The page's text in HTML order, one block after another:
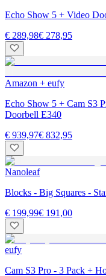
Echo Show 5 + Video
€ 289,98€ 278,95
Amazon + eufy
Echo Show 5 + Cam S3
Doorbell E340
€ 939,97€ 832,95
Nanoleaf
Blocks - Big Squares -
€ 199,99€ 191,00
eufy
Cam S3 Pro - 3 Pack +